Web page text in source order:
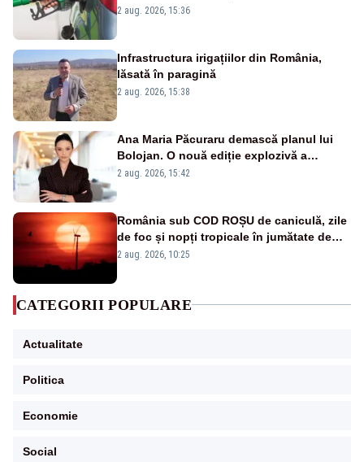
2 aug. 2026, 15:36
Infrastructura irigațiilor din România,
lăsată în paragină
2 aug. 2026, 15:38
Ana Maria Păcuraru demască planul lui
Bolojan. O nouă ediție explozivă a
emisiunii „Miza Zilei” la Realitatea PLUS
2 aug. 2026, 15:42
România sub COD ROȘU de caniculă, zile
de foc și nopți tropicale în jumătate de
țară
2 aug. 2026, 10:25
CATEGORII POPULARE
Actualitate
Politica
Economie
Social